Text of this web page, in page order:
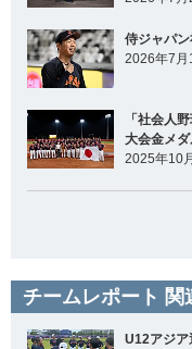
侍ジャパ
2026年7月
「社会人
大会金メ
2025年10
チームレポート 関
U12アジア